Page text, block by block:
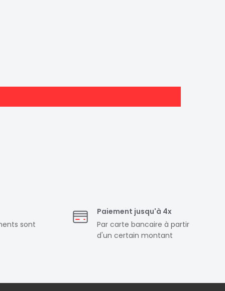
sont
Paiement jusqu'à 4x
Par carte bancaire à partir
d'un certain montant